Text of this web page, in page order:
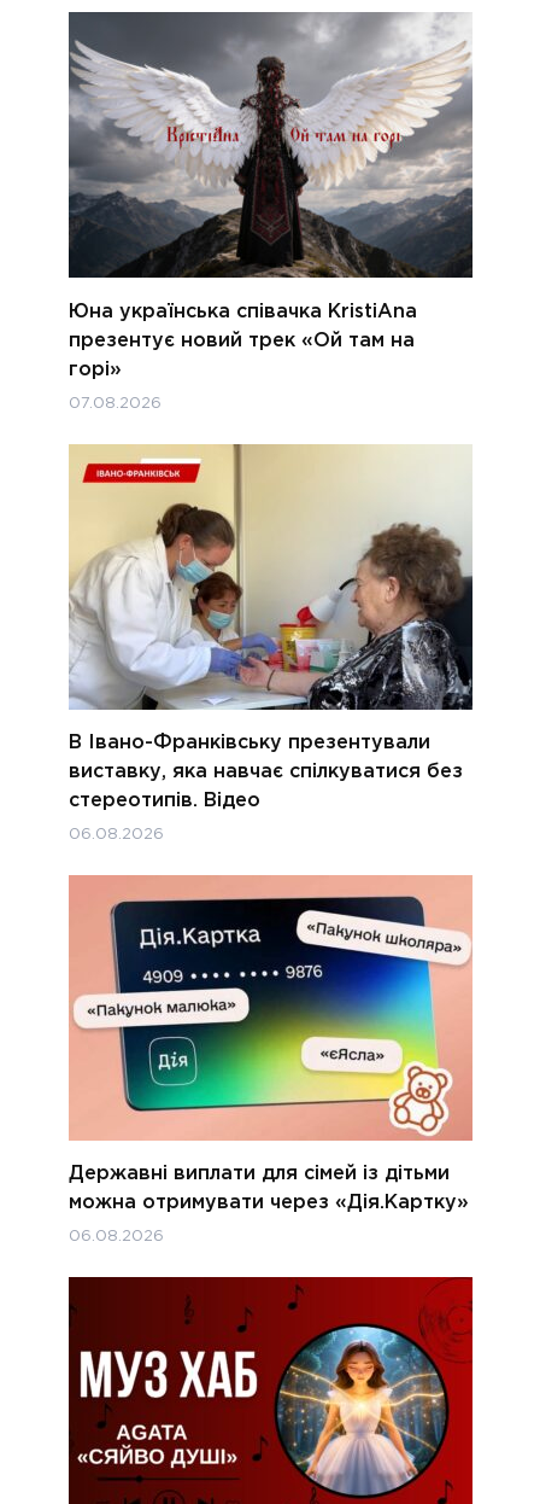
Юна українська співачка KristiAna
презентує новий трек «Ой там на
горі»
07.08.2026
В Івано-Франківську презентували
виставку, яка навчає спілкуватися без
стереотипів. Відео
06.08.2026
Державні виплати для сімей із дітьми
можна отримувати через «Дія.Картку»
06.08.2026